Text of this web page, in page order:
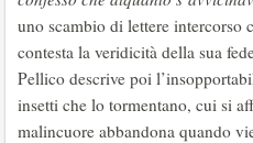
uno scambio di lettere intercorso
contesta la veridicità della sua
Pellico descrive poi
insetti che lo tormentano, cui si
malincuore abbandona quando